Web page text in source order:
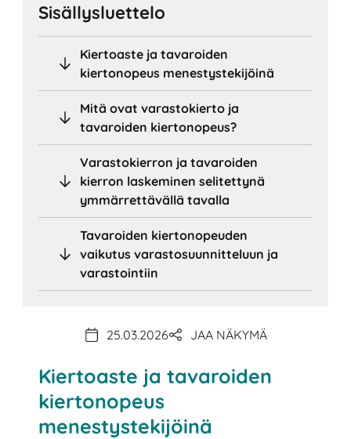
Sisällysluettelo
Kiertoaste ja tavaroiden
kiertonopeus menestystekijöinä
Mitä ovat varastokierto ja
tavaroiden kiertonopeus?
Varastokierron ja tavaroiden
kierron laskeminen selitettynä
ymmärrettävällä tavalla
Tavaroiden kiertonopeuden
vaikutus varastosuunnitteluun ja
varastointiin
25.03.2026 JAA NÄKYMÄ
Kiertoaste ja tavaroiden
kiertonopeus
menestystekijöinä